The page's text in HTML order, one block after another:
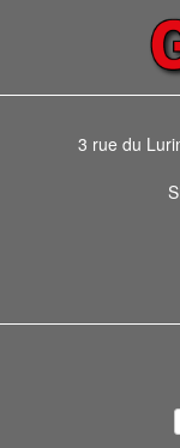
3 rue du